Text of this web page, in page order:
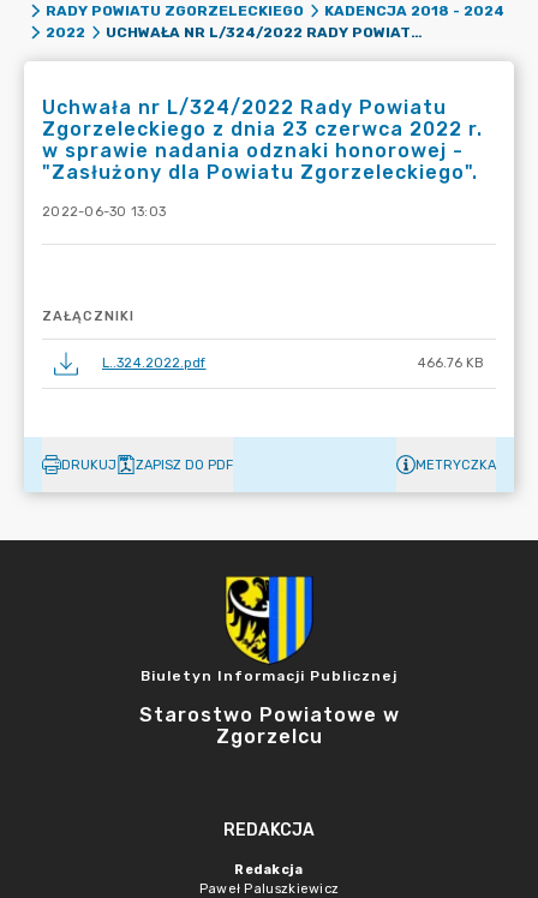
RADY POWIATU ZGORZELECKIEGO
KADENCJA 2018 - 2024
2022
UCHWAŁA NR L/324/2022 RADY POWIATU ZGORZELECKIEGO Z DNIA 23 CZERWCA 2022 R. W SPRAWIE NADANIA ODZNAKI HONOROWEJ - "ZASŁUŻONY DLA POWIATU ZGORZELECKIEGO".
Uchwała nr L/324/2022 Rady Powiatu
Zgorzeleckiego z dnia 23 czerwca 2022 r.
w sprawie nadania odznaki honorowej -
"Zasłużony dla Powiatu Zgorzeleckiego".
2022-06-30 13:03
ZAŁĄCZNIKI
L..324.2022.pdf 466.76 KB
DRUKUJ ZAPISZ DO PDF METRYCZKA
Biuletyn Informacji Publicznej
Starostwo Powiatowe w
Zgorzelcu
REDAKCJA
Redakcja
Paweł Paluszkiewicz